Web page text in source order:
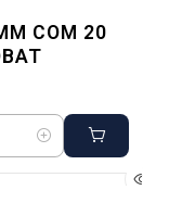
COM 20